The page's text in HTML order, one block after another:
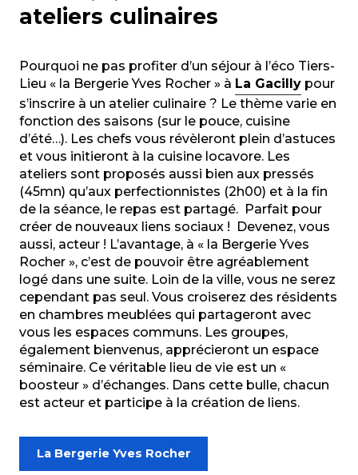
ateliers culinaires
Pourquoi ne pas profiter d’un séjour à l’éco Tiers-
Lieu « la Bergerie Yves Rocher » à La Gacilly pour
s’inscrire à un atelier culinaire ? Le thème varie en
fonction des saisons (sur le pouce, cuisine
d’été…). Les chefs vous révèleront plein d’astuces
et vous initieront à la cuisine locavore. Les
ateliers sont proposés aussi bien aux pressés
(45mn) qu’aux perfectionnistes (2h00) et à la fin
de la séance, le repas est partagé. Parfait pour
créer de nouveaux liens sociaux ! Devenez, vous
aussi, acteur ! L’avantage, à « la Bergerie Yves
Rocher », c’est de pouvoir être agréablement
logé dans une suite. Loin de la ville, vous ne serez
cependant pas seul. Vous croiserez des résidents
en chambres meublées qui partageront avec
vous les espaces communs. Les groupes,
également bienvenus, apprécieront un espace
séminaire. Ce véritable lieu de vie est un «
boosteur » d’échanges. Dans cette bulle, chacun
est acteur et participe à la création de liens.
La Bergerie Yves Rocher